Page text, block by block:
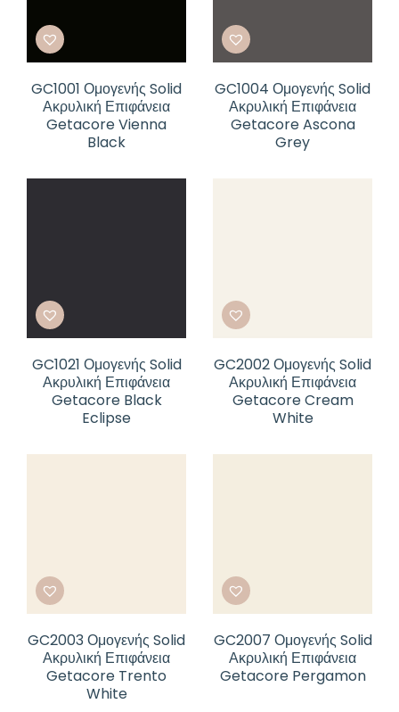
GC1001 Ομογενής Solid
Ακρυλική Επιφάνεια
Getacore Vienna
Black
GC1004 Ομογενής Solid
Ακρυλική Επιφάνεια
Getacore Ascona
Grey
GC1021 Ομογενής Solid
Ακρυλική Επιφάνεια
Getacore Black
Eclipse
GC2002 Ομογενής Solid
Ακρυλική Επιφάνεια
Getacore Cream
White
GC2003 Ομογενής Solid
Ακρυλική Επιφάνεια
Getacore Trento
White
GC2007 Ομογενής Solid
Ακρυλική Επιφάνεια
Getacore Pergamon